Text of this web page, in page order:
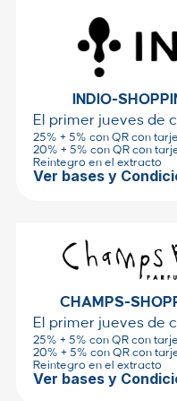
INDIO-
El primer jueves de
25% + 5% con QR con
20% + 5% con QR con
Reintegro en el extracto
Ver bases y
CHAMPS-
El primer jueves de
25% + 5% con QR con
20% + 5% con QR con
Reintegro en el extracto
Ver bases y